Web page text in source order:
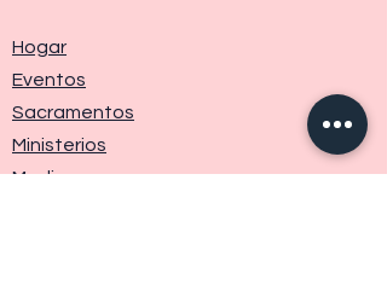
Hogar
Eventos
Sacramentos
Ministerios
Media